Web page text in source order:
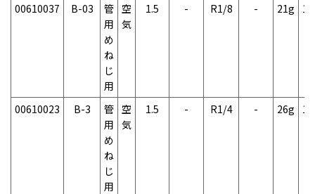
00610037 B-03
管
用
め
ね
じ
用
空
気
1.5 - R1/8 - 21g
00610023 B-3
管
用
め
ね
じ
用
空
気
1.5 - R1/4 - 26g